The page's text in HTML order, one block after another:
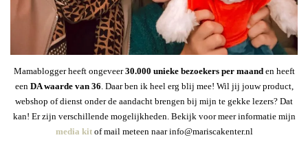
Mamablogger heeft ongeveer30.000 unieke bezoekers per maanden heeft
een DA waarde van 36 . Daar ben ik heel erg blij mee! Wil jij jouw product,
webshop of dienst onder de aandacht brengen bij mijn te gekke lezers? Dat
kan! Er zijn verschillende mogelijkheden. Bekijk voor meer informatie mijn
media kitof mail meteen naar info@mariscakenter.nl